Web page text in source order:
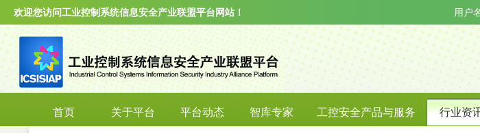
欢迎您访问工业控制系统信息安全产业联盟平台网站！ 用户
首页 关于平台 平台动态 智库专家 工控安全产品与服务 行业资